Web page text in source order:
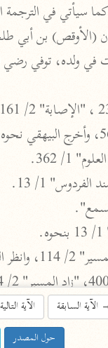
اشترك لتصلك أخبار
سيأتي في الترجمة
1/ 362.
1/ 13.
5/ 256.
الآية السابقة الآية التالية
حول المصدر